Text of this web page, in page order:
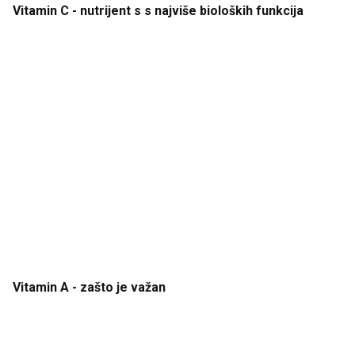
Vitamin C - nutrijent s s najviše bioloških funkcija
Vitamin A - zašto je važan